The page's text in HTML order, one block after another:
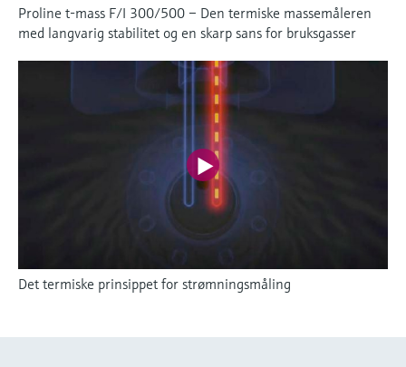
Proline t-mass F/I 300/500 – Den termiske massemåleren
med langvarig stabilitet og en skarp sans for bruksgasser
Det termiske prinsippet for strømningsmåling